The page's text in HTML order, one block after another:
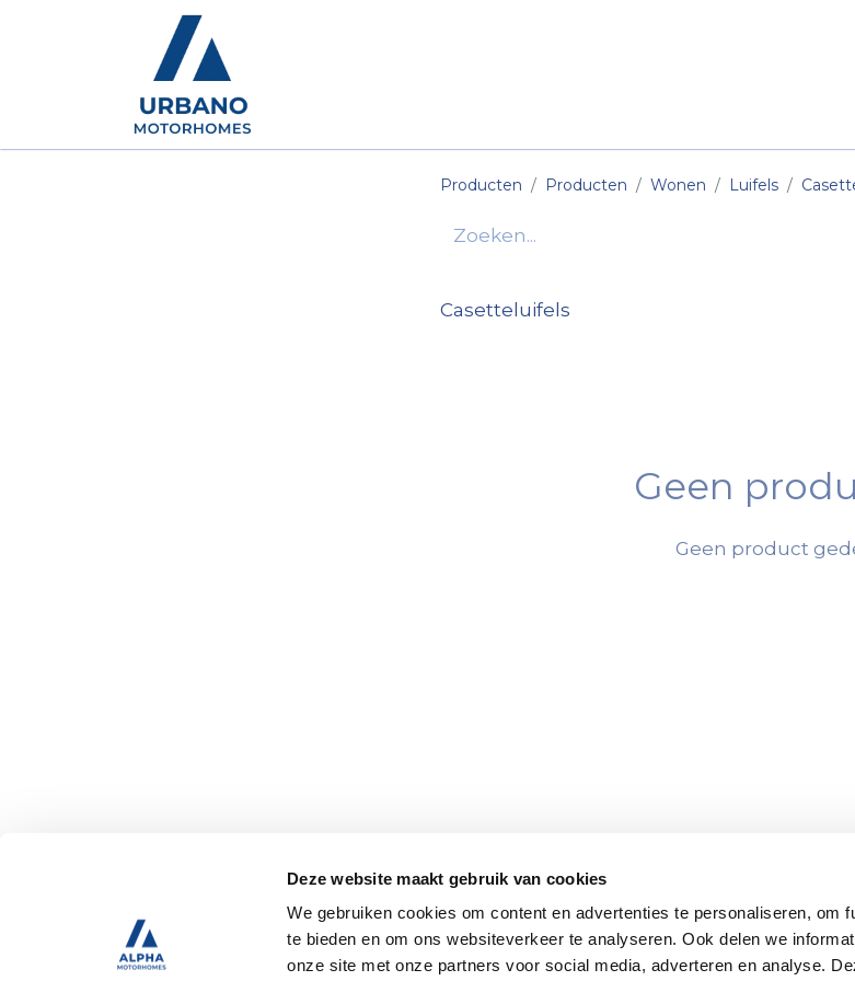
Deze website maakt gebruik van cookies
We gebruiken cookies om content en advertenties te personaliseren, om
te bieden en om ons websiteverkeer te analyseren. Ook delen we
onze site met onze partners voor social media, adverteren en analyse.
Producten Producten Wonen Luifels
Casetteluifels
Geen
Geen product